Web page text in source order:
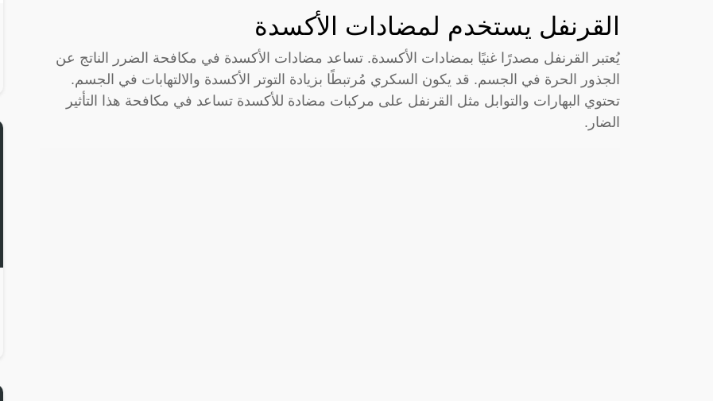
القرنفل يستخدم لمضادات الأكسدة
يُعتبر القرنفل مصدرًا غنيًا بمضادات الأكسدة. تساعد مضادات الأكسدة في مكافحة الضرر الناتج عن
الجذور الحرة في الجسم. قد يكون السكري مُرتبطًا بزيادة التوتر الأكسدة والالتهابات في الجسم.
تحتوي البهارات والتوابل مثل القرنفل على مركبات مضادة للأكسدة تساعد في مكافحة هذا التأثير
الضار.